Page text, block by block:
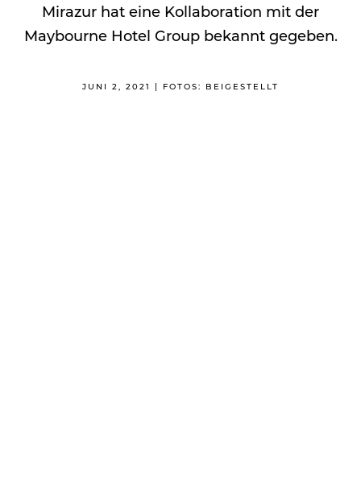
Mirazur hat eine Kollaboration mit der
Maybourne Hotel Group bekannt gegeben.
JUNI 2, 2021 | FOTOS: BEIGESTELLT